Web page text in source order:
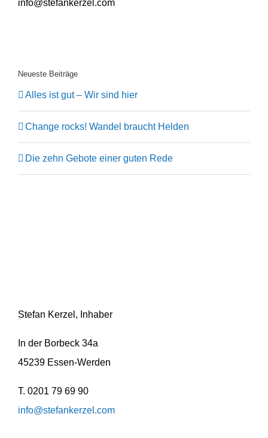
info@stefankerzel.com
Neueste Beiträge
Alles ist gut – Wir sind hier
Change rocks! Wandel braucht Helden
Die zehn Gebote einer guten Rede
Stefan Kerzel, Inhaber
In der Borbeck 34a
45239 Essen-Werden
T. 0201 79 69 90
info@stefankerzel.com